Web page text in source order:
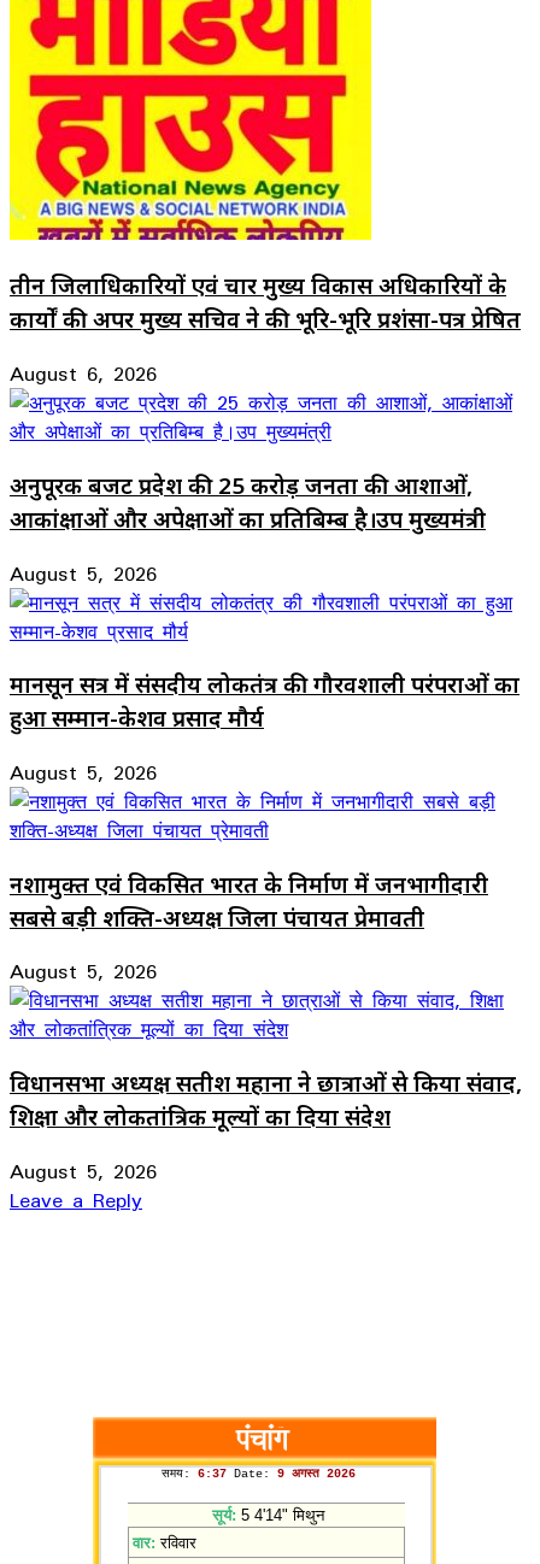
तीन जिलाधिकारियों एवं चार मुख्य विकास अधिकारियों के
कार्यों की अपर मुख्य सचिव ने की भूरि-भूरि प्रशंसा-पत्र प्रेषित
August 6, 2026
अनुपूरक बजट प्रदेश की 25 करोड़ जनता की आशाओं,
आकांक्षाओं और अपेक्षाओं का प्रतिबिम्ब है।उप मुख्यमंत्री
August 5, 2026
मानसून सत्र में संसदीय लोकतंत्र की गौरवशाली परंपराओं का
हुआ सम्मान-केशव प्रसाद मौर्य
August 5, 2026
नशामुक्त एवं विकसित भारत के निर्माण में जनभागीदारी
सबसे बड़ी शक्ति-अध्यक्ष जिला पंचायत प्रेमावती
August 5, 2026
विधानसभा अध्यक्ष सतीश महाना ने छात्राओं से किया संवाद,
शिक्षा और लोकतांत्रिक मूल्यों का दिया संदेश
August 5, 2026
Leave a Reply